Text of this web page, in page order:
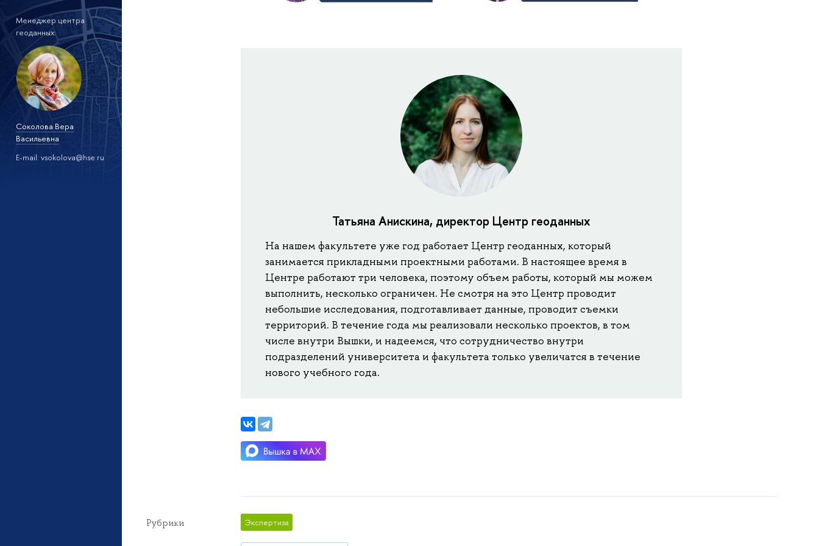
Менеджер центра
геоданных:
Соколова Вера
Васильевна
E-mail: vsokolova@hse.ru
Татьяна Анискина, директор Центр геоданных
На нашем факультете уже год работает Центр геоданных, который
занимается прикладными проектными работами. В настоящее время в
Центре работают три человека, поэтому объем работы, который мы можем
выполнить, несколько ограничен. Не смотря на это Центр проводит
небольшие исследования, подготавливает данные, проводит съемки
территорий. В течение года мы реализовали несколько проектов, в том
числе внутри Вышки, и надеемся, что сотрудничество внутри
подразделений университета и факультета только увеличатся в течение
нового учебного года.
Рубрики Экспертиза